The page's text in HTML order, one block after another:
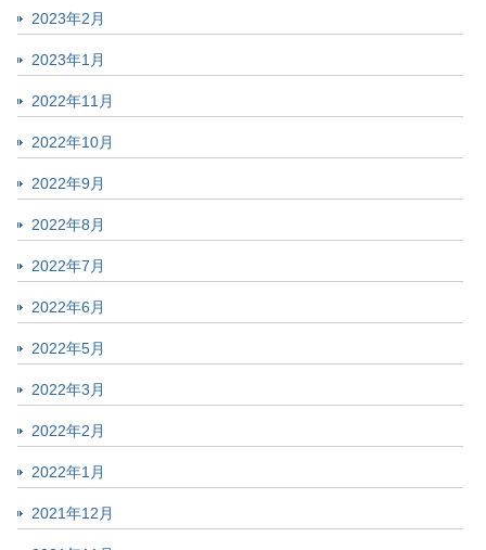
2023年2月
2023年1月
2022年11月
2022年10月
2022年9月
2022年8月
2022年7月
2022年6月
2022年5月
2022年3月
2022年2月
2022年1月
2021年12月